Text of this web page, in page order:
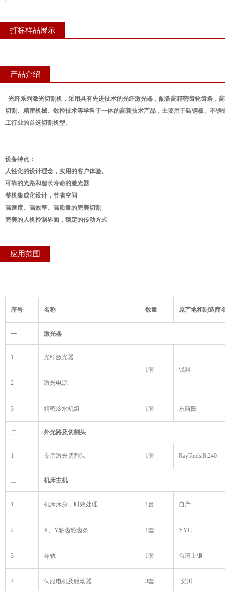
打标样品展示
产品介绍
光纤系列激光切割机，采用具有先进技术的光纤激光器，配备高精密齿轮齿条
切割、精密机械、数控技术等学科于一体的高新技术产品，主要用于碳钢板、不
工行业的首选切割机型。
设备特点：
人性化的设计理念，实用的客户体验。
可靠的光路和超长寿命的激光器
整机集成化设计，节省空间
高速度、高效率、高质量的完美切割
完美的人机控制界面，稳定的传动方式
应用范围
序号 名称 数量 原产地和制造商
一 激光器
1
光纤激光器
1套
锐科
2
激光电源
3 精密冷水机组 1套 东露阳
二 外光路及切割头
1 专用激光切割头 1套 RayTools|Bt240
三 机床主机
1 机床床身，时效处理 1台 自产
2 X、Y轴齿轮齿条 1套 YYC
3 导轨 1套 台湾上银
4 伺服电机及驱动器 3套 安川